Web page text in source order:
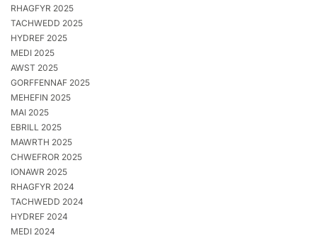
RHAGFYR 2025
TACHWEDD 2025
HYDREF 2025
MEDI 2025
AWST 2025
GORFFENNAF 2025
MEHEFIN 2025
MAI 2025
EBRILL 2025
MAWRTH 2025
CHWEFROR 2025
IONAWR 2025
RHAGFYR 2024
TACHWEDD 2024
HYDREF 2024
MEDI 2024